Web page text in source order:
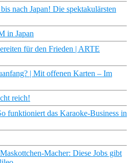
nach Japan! Die spektakulärsten
in Japan
für den Frieden | ARTE
| Mit offenen Karten – Im
reich!
funktioniert das Karaoke-Business in
Macher: Diese Jobs gibt